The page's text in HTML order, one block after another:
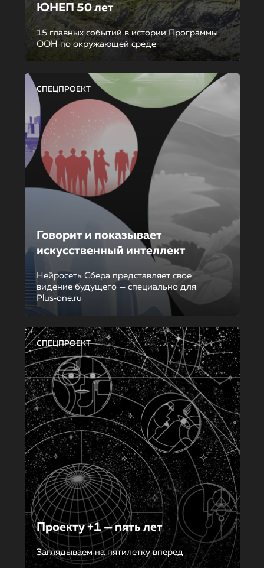
ЮНЕП 50 лет
15 главных событий в истории Программы
ООН по окружающей среде
СПЕЦПРОЕКТ
Говорит и показывает
искусственный интеллект
Нейросеть Сбера представляет свое
видение будущего — специально для
Plus‑one.ru
СПЕЦПРОЕКТ
Проекту +1 — пять лет
Заглядываем на пятилетку вперед